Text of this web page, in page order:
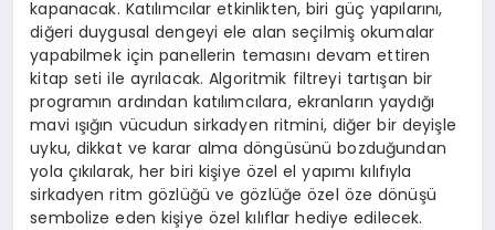
kapanacak. Katılımcılar etkinlikten, biri güç yapılarını,
diğeri duygusal dengeyi ele alan seçilmiş okumalar
yapabilmek için panellerin temasını devam ettiren
kitap seti ile ayrılacak. Algoritmik filtreyi tartışan bir
programın ardından katılımcılara, ekranların yaydığı
mavi ışığın vücudun sirkadyen ritmini, diğer bir deyişle
uyku, dikkat ve karar alma döngüsünü bozduğundan
yola çıkılarak, her biri kişiye özel el yapımı kılıfıyla
sirkadyen ritm gözlüğü ve gözlüğe özel öze dönüşü
sembolize eden kişiye özel kılıflar hediye edilecek.